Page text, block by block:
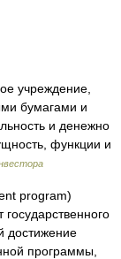
учреждение,
бумагами и
и денежно
функции и
program)
достижение
программы,